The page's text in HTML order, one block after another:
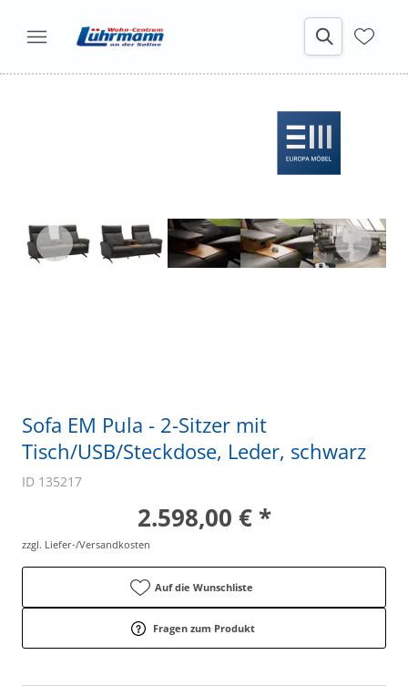
Sofa EM Pula - 2-Sitzer mit
Tisch/USB/Steckdose, Leder, schwarz
ID 135217
2.598,00 € *
zzgl. Liefer-/Versandkosten
Auf die Wunschliste
Fragen zum Produkt